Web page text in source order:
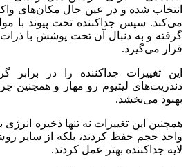
انتخاب شده و در عین حال مکان‌های
می‌کند. سپس جداکننده تحت پیوند با
قرار می‌گیرد.
این تغییرات جداکننده را در برابر
دندریت‌های لیتیوم رو مهار و همچنین
بهبود می‌بخشد.
همچنین این تغییرات نه تنها ذخیره انرژی
واحد حجم حفظ کردند، بلکه از سایر
لایه جداکننده بهتر عمل کردند.